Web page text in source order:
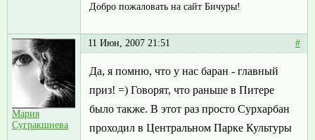
Добро пожаловать на сайт Бичуры!
Мария
Сугракшиева
11 Июн, 2007 21:51 #
Да, я помню, что у нас баран - главный
приз! =) Говорят, что раньше в Питере
было также. В этот раз просто Сурхарбан
проходил в Центральном Парке Культуры